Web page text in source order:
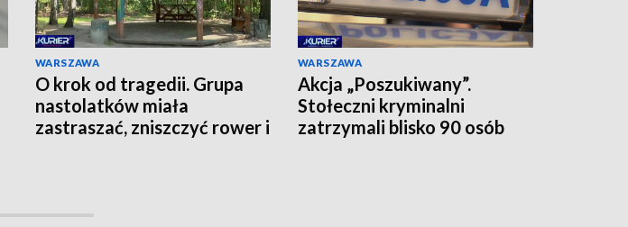
WARSZAWA
O krok od tragedii. Grupa
nastolatków miała
zastraszać, zniszczyć rower i
WARSZAWA
Akcja „Poszukiwany”.
Stołeczni kryminalni
zatrzymali blisko 90 osób